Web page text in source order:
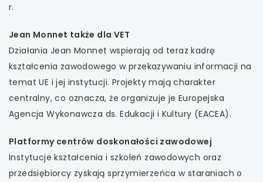
r.
Jean Monnet także dla VET
Działania Jean Monnet wspierają od teraz kadrę
kształcenia zawodowego w przekazywaniu informacji na
temat UE i jej instytucji. Projekty mają charakter
centralny, co oznacza, że organizuje je Europejska
Agencja Wykonawcza ds. Edukacji i Kultury (EACEA).
Platformy centrów doskonałości zawodowej
Instytucje kształcenia i szkoleń zawodowych oraz
przedsiębiorcy zyskają sprzymierzeńca w staraniach o